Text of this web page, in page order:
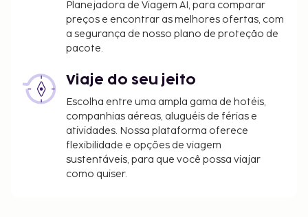
Planejadora de Viagem AI, para comparar
preços e encontrar as melhores ofertas, com
a segurança de nosso plano de proteção de
pacote.
Viaje do seu jeito
Escolha entre uma ampla gama de hotéis,
companhias aéreas, aluguéis de férias e
atividades. Nossa plataforma oferece
flexibilidade e opções de viagem
sustentáveis, para que você possa viajar
como quiser.